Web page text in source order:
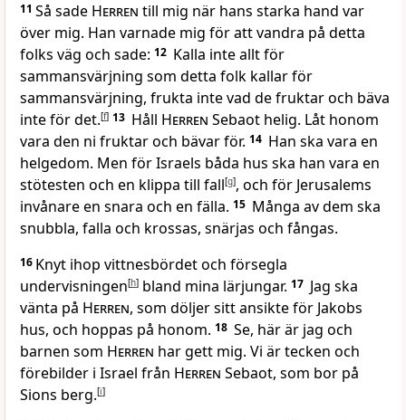
11 Så sade Herren till mig när hans starka hand var
över mig. Han varnade mig för att vandra på detta
folks väg och sade: 12 Kalla inte allt för
sammansvärjning som detta folk kallar för
sammansvärjning, frukta inte vad de fruktar och bäva
inte för det.[f] 13 Håll Herren Sebaot helig. Låt honom
vara den ni fruktar och bävar för. 14 Han ska vara en
helgedom. Men för Israels båda hus ska han vara en
stötesten och en klippa till fall[g], och för Jerusalems
invånare en snara och en fälla. 15 Många av dem ska
snubbla, falla och krossas, snärjas och fångas.
16 Knyt ihop vittnesbördet och försegla
undervisningen[h] bland mina lärjungar. 17 Jag ska
vänta på Herren, som döljer sitt ansikte för Jakobs
hus, och hoppas på honom. 18 Se, här är jag och
barnen som Herren har gett mig. Vi är tecken och
förebilder i Israel från Herren Sebaot, som bor på
Sions berg.[i]